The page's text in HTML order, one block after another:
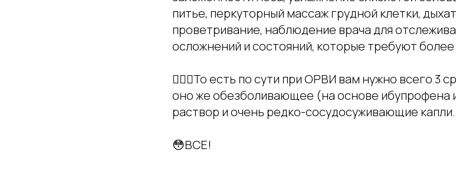
питье, перкуторный массаж грудной клетки,
проветривание, наблюдение врача для
осложнений и состояний, которые требуют
👩🏼‍⚕️То есть по сути при ОРВИ вам нужно всего
оно же обезболивающее (на основе ибупрофена
раствор и очень редко-сосудосуживающие капли.
😳ВСЕ!